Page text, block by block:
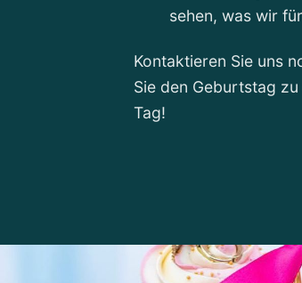
sehen, was wir
Kontaktieren Sie uns
Sie den Geburtstag
Tag!